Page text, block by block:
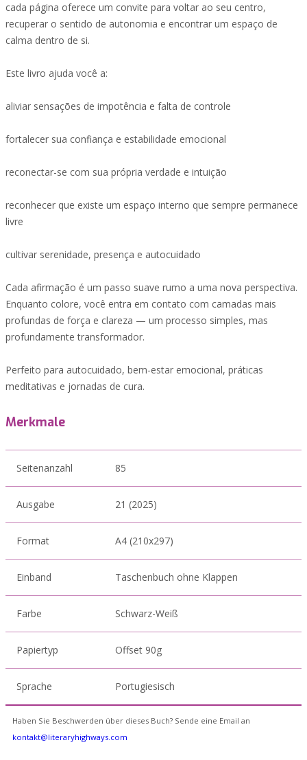
cada página oferece um convite para voltar ao seu centro,
recuperar o sentido de autonomia e encontrar um espaço de
calma dentro de si.
Este livro ajuda você a:
aliviar sensações de impotência e falta de controle
fortalecer sua confiança e estabilidade emocional
reconectar-se com sua própria verdade e intuição
reconhecer que existe um espaço interno que sempre permanece
livre
cultivar serenidade, presença e autocuidado
Cada afirmação é um passo suave rumo a uma nova perspectiva.
Enquanto colore, você entra em contato com camadas mais
profundas de força e clareza — um processo simples, mas
profundamente transformador.
Perfeito para autocuidado, bem-estar emocional, práticas
meditativas e jornadas de cura.
Merkmale
Seitenanzahl 85
Ausgabe 21 (2025)
Format A4 (210x297)
Einband Taschenbuch ohne Klappen
Farbe Schwarz-Weiß
Papiertyp Offset 90g
Sprache Portugiesisch
Haben Sie Beschwerden über dieses Buch? Sende eine Email an
kontakt@literaryhighways.com